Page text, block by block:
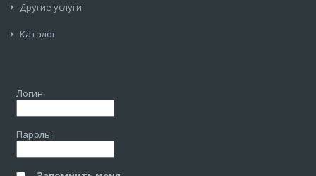
Другие услуги
Каталог
Логин:
Пароль: